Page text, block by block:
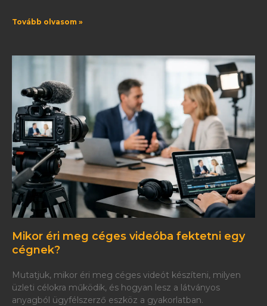
Tovább olvasom »
Mikor éri meg céges videóba fektetni egy
cégnek?
Mutatjuk, mikor éri meg céges videót készíteni, milyen
üzleti célokra működik, és hogyan lesz a látványos
anyagból ügyfélszerző eszköz a gyakorlatban.